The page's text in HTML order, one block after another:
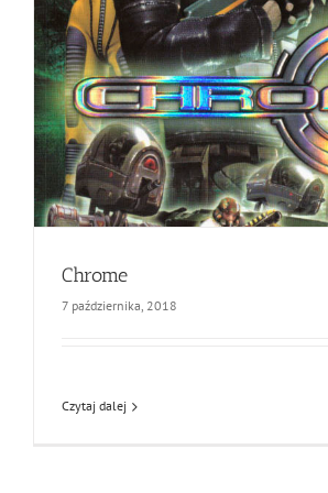
Chrome
7 października, 2018
Czytaj dalej